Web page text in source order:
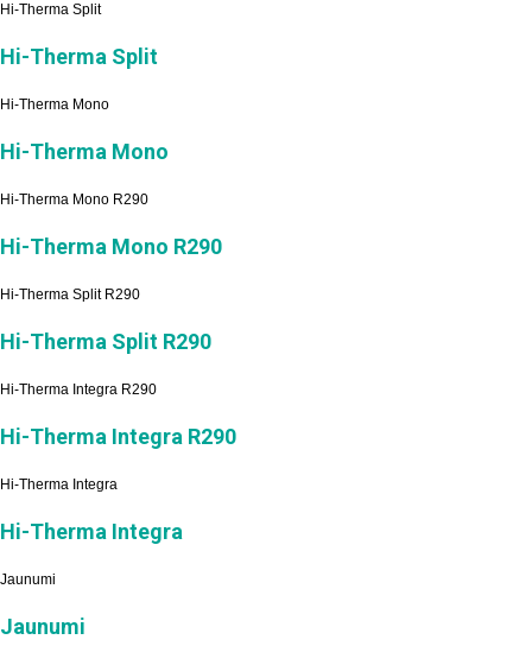
Hi-Therma Split
Hi-Therma Split
Hi-Therma Mono
Hi-Therma Mono
Hi-Therma Mono R290
Hi-Therma Mono R290
Hi-Therma Split R290
Hi-Therma Split R290
Hi-Therma Integra R290
Hi-Therma Integra R290
Hi-Therma Integra
Hi-Therma Integra
Jaunumi
Jaunumi